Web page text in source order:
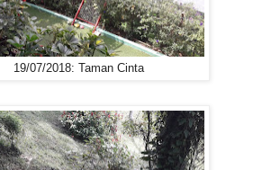
19/07/2018: Taman Cinta